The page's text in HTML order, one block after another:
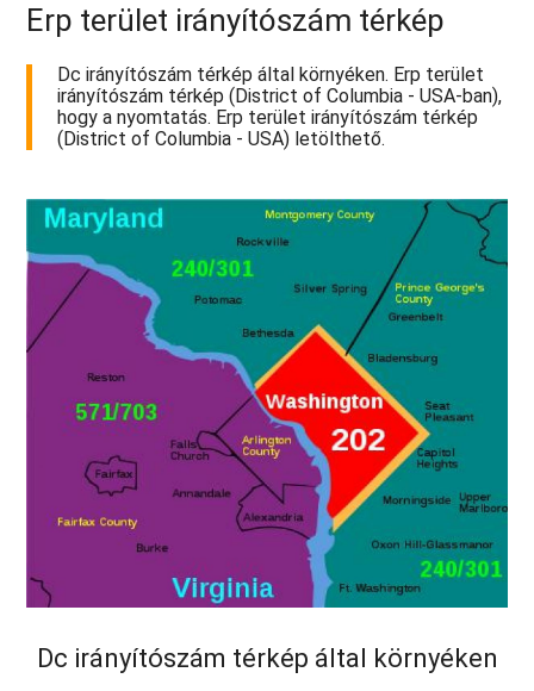
Erp terület irányítószám térkép
Dc irányítószám térkép által környéken. Erp terület
irányítószám térkép (District of Columbia - USA-ban),
hogy a nyomtatás. Erp terület irányítószám térkép
(District of Columbia - USA) letölthető.
Dc irányítószám térkép által környéken